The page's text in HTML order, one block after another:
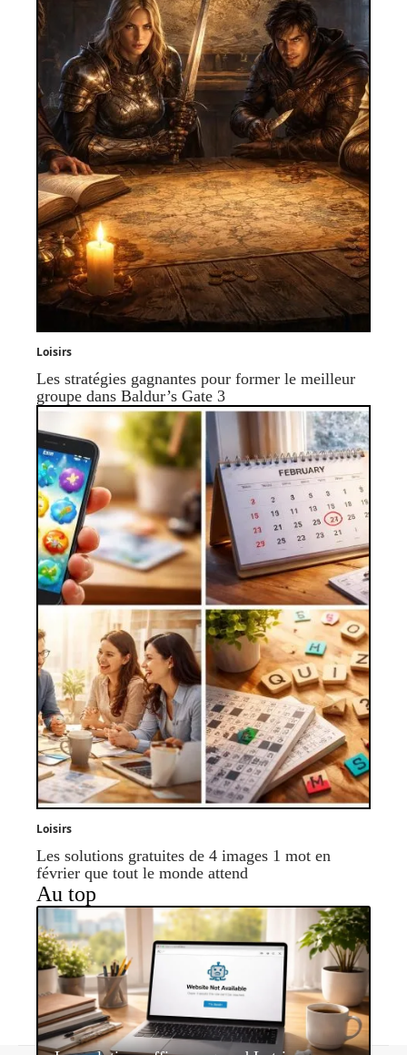
Loisirs
Les stratégies gagnantes pour former le meilleur
groupe dans Baldur’s Gate 3
Loisirs
Les solutions gratuites de 4 images 1 mot en
février que tout le monde attend
Au top